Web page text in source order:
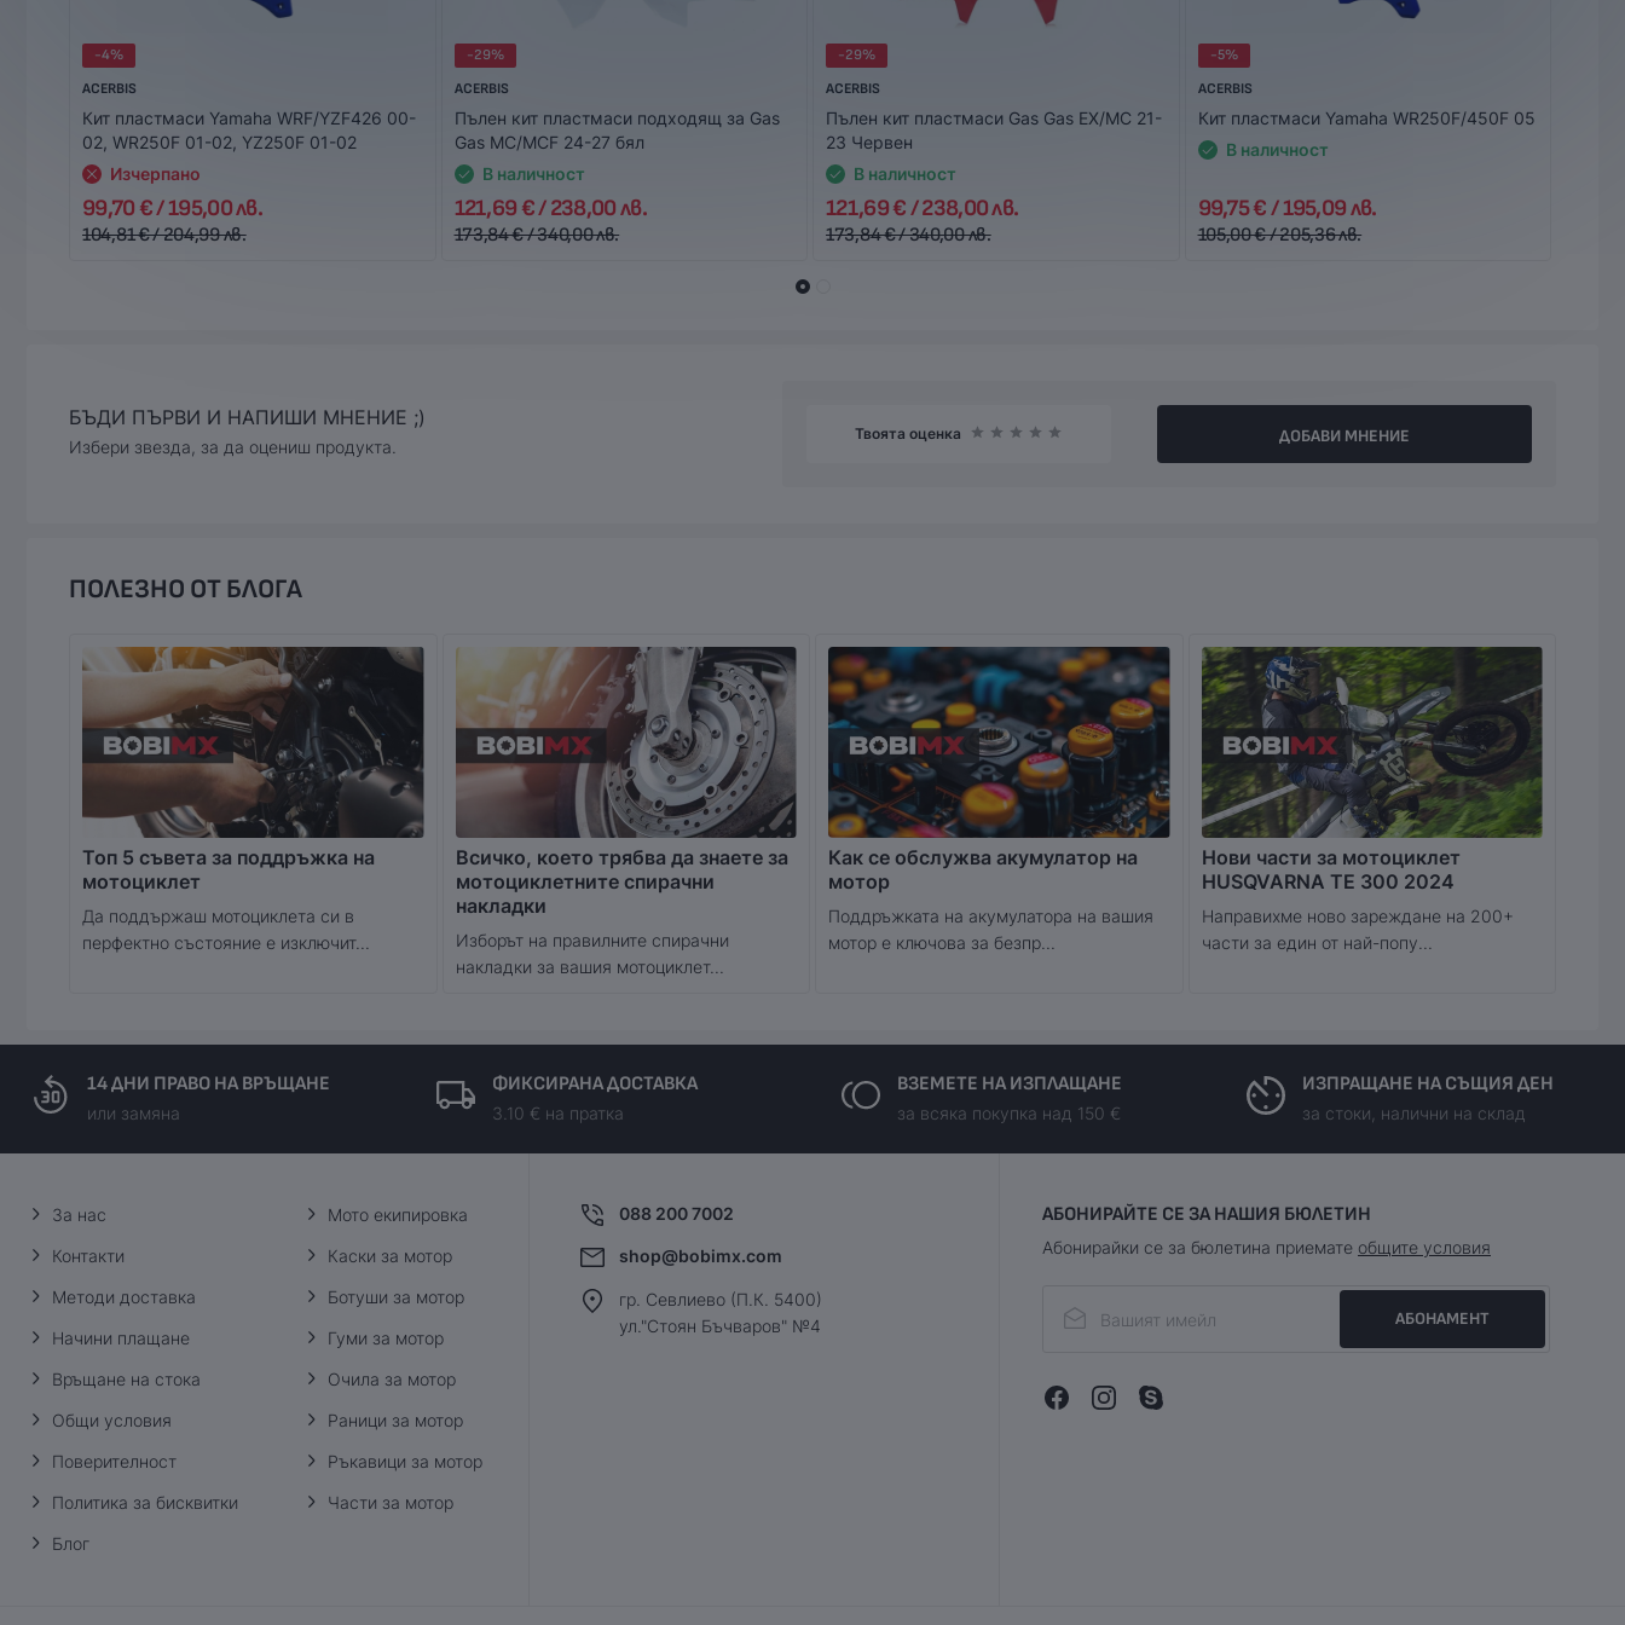
-4%
ACERBIS
Кит пластмаси Yamaha WRF/YZF426 00-
02, WR250F 01-02, YZ250F 01-02
Изчерпано
99,70 € / 195,00 лв.
104,81 € / 204,99 лв.
-29%
ACERBIS
Пълен кит пластмаси подходящ за Gas
Gas MC/MCF 24-27 бял
В наличност
121,69 € / 238,00 лв.
173,84 € / 340,00 лв.
-29%
ACERBIS
Пълен кит пластмаси Gas Gas EX/MC 21-
23 Червен
В наличност
121,69 € / 238,00 лв.
173,84 € / 340,00 лв.
-5%
ACERBIS
Кит пластмаси Yamaha WR250F/450F 05
В наличност
99,75 € / 195,09 лв.
105,00 € / 205,36 лв.
БЪДИ ПЪРВИ И НАПИШИ МНЕНИЕ ;)
Избери звезда, за да оцениш продукта.
Твоята оценка ДОБАВИ МНЕНИЕ
ПОЛЕЗНО ОТ БЛОГА
Топ 5 съвета за поддръжка на
мотоциклет
Да поддържаш мотоциклета си в
перфектно състояние е изключит...
Всичко, което трябва да знаете за
мотоциклетните спирачни
накладки
Изборът на правилните спирачни
накладки за вашия мотоциклет...
Как се обслужва акумулатор на
мотор
Поддръжката на акумулатора на вашия
мотор е ключова за безпр...
Нови части за мотоциклет
HUSQVARNA TE 300 2024
Направихме ново зареждане на 200+
части за един от най-попу...
14 ДНИ ПРАВО НА ВРЪЩАНЕ
или замяна
ФИКСИРАНА ДОСТАВКА
3.10 € на пратка
ВЗЕМЕТЕ НА ИЗПЛАЩАНЕ
за всяка покупка над 150 €
ИЗПРАЩАНЕ НА СЪЩИЯ ДЕН
за стоки, налични на склад
За нас
Контакти
Методи доставка
Начини плащане
Връщане на стока
Общи условия
Поверителност
Политика за бисквитки
Блог
Мото екипировка
Каски за мотор
Ботуши за мотор
Гуми за мотор
Очила за мотор
Раници за мотор
Ръкавици за мотор
Части за мотор
088 200 7002
shop@bobimx.com
гр. Севлиево (П.К. 5400)
ул."Стоян Бъчваров" №4
АБОНИРАЙТЕ СЕ ЗА НАШИЯ БЮЛЕТИН
Абонирайки се за бюлетина приемате общите условия
АБОНАМЕНТ